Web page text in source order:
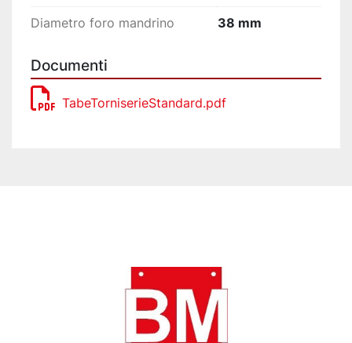
Diametro foro mandrino 38 mm
Documenti
TabeTorniserieStandard.pdf